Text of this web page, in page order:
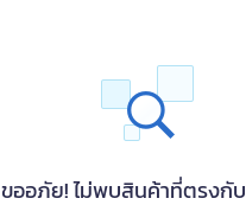
ขออภัย! ไม่พบสินค้าที่ตรงกับ